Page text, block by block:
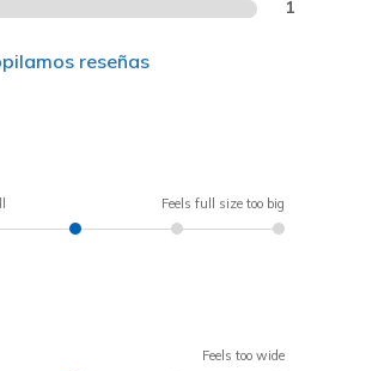
1
reseñas
Feels full size too big
Feels too wide